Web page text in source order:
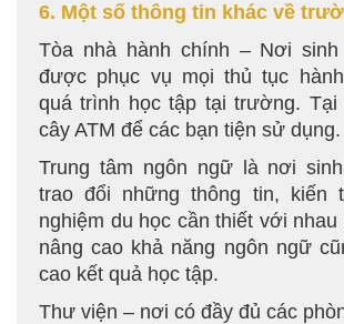
6. Một số thông tin khác về
Tòa nhà hành chính – Nơi
được phục vụ mọi thủ tục
quá trình học tập tại trường. Tại
cây ATM để các bạn tiện sử dụng.
Trung tâm ngôn ngữ là nơi
trao đổi những thông tin, kiến
nghiệm du học cần thiết với nhau
nâng cao khả năng ngôn ngữ
cao kết quả học tập.
Thư viện – nơi có đầy đủ các